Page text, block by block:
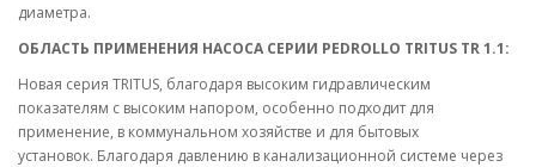
диаметра.
ОБЛАСТЬ ПРИМЕНЕНИЯ НАСОСА СЕРИИ PEDROLLO TRITUS TR 1.1:
Новая серия TRITUS, благодаря высоким гидравлическим
показателям с высоким напором, особенно подходит для
применение, в коммунальном хозяйстве и для бытовых
установок. Благодаря давлению в канализационной системе через